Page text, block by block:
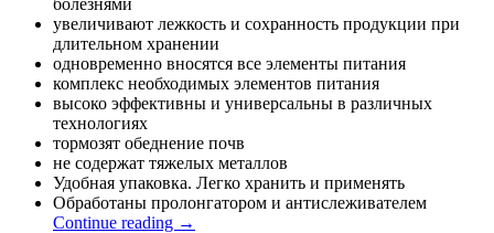
увеличивают лежкость и сохранность продукции при
длительном хранении
одновременно вносятся все элементы питания
комплекс необходимых элементов питания
высоко эффективны и универсальны в различных
технологиях
тормозят обеднение почв
не содержат тяжелых металлов
Удобная упаковка. Легко хранить и применять
Обработаны пролонгатором и антислеживателем
Continue reading →